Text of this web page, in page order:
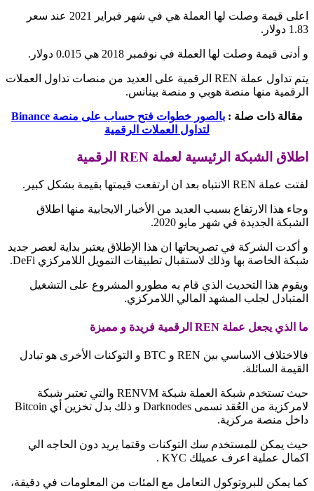
اعلى قيمة وصلت لها العملة هي في شهر فبراير 2021 عند سعر
1.83 دولار.
و أدنى قيمة وصلت لها العملة في نوفمبر 2018 هي 0.015 دولار.
يتم تداول عملة REN الرقمية على العديد من منصات تداول العملات
الرقمية منها منصة هوبي و منصة بينانس.
مقالة ذات صلة :
بالصور خطوات فتح حساب على منصة Binance
لتداول العملات الرقمية
اطلاق الشبكة الرئيسية لعملة REN الرقمية
لفتت عملة REN الانتباه بعد ان ارتفعت قيمتها بقيمة بشكل كبير.
وجاء هذا الارتفاع بسبب العديد من الأخبار الايجابية منها اطلاق
الشبكة الجديدة في شهر مايو 2020.
و أكدت الشركة في تصريحاتها ان هذا الإطلاق يعتبر بداية لعصر جديد
شبكة الخاصة بها وذلك لاستقبال تطبيقات التمويل اللامركزي DeFi.
ويقوم هذا التحديث الذي قام به مطورو المشروع على التشغيل
المتبادل لجلب المشهد المالي اللامركزي.
ما الذي يجعل عملة REN الرقمية فريدة و مميزة
فالاختلاف الاساسي بين REN و BTC و التوكنات الأخرى هو تبادل
القيمة السائلة.
حيث تستخدم شبكة العملة شبكة RENVM والتي تعتبر شبكة
لامركزية من العُقد تسمى Darknodes و ذلك بدل تخزين أي Bitcoin
داخل منصة مركزية.
حيث يمكن للمستخدم سك التوكنات وقتما يريد دون الحاجه الي
اكمال عملية اعرف عميلك KYC .
كما يمكن للبروتوكول التعامل مع المئات من المعلومات في دقيقة،